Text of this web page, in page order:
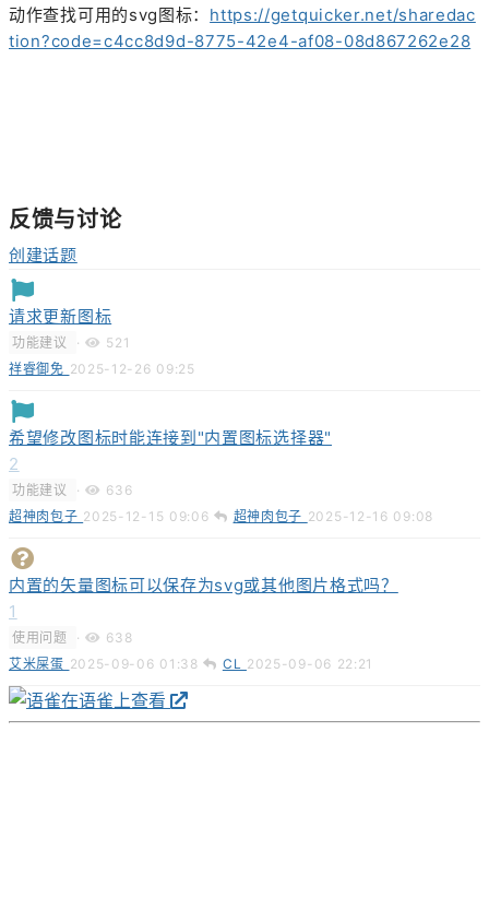
动作查找可用的svg图标： https://getquicker.net/sharedac
tion?code=c4cc8d9d-8775-42e4-af08-08d867262e28
反馈与讨论
创建话题
请求更新图标
功能建议 ·
521
祥睿御免 2025-12-26 09:25
希望修改图标时能连接到"内置图标选择器"
2
功能建议 ·
636
超神肉包子 2025-12-15 09:06 超神肉包子 2025-12-16 09:08
内置的矢量图标可以保存为svg或其他图片格式吗？
1
使用问题 ·
638
艾米屎蛋 2025-09-06 01:38 CL 2025-09-06 22:21
在语雀上查看